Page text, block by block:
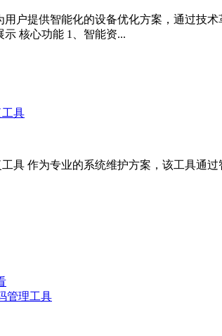
提供智能化的设备优化方案，通过技术
核心功能 1、智能资...
具
具 作为专业的系统维护方案，该工具通
管理工具